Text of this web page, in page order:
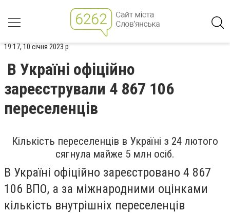
19:17, 10 січня 2023 р.
В Україні офіційно
зареєстрували 4 867 106
переселенців
Кількість переселенців в Україні з 24 лютого
сягнула майже 5 млн осіб.
В Україні офіційно зареєстровано 4 867
106 ВПО, а за міжнародними оцінками
кількість внутрішніх переселенців